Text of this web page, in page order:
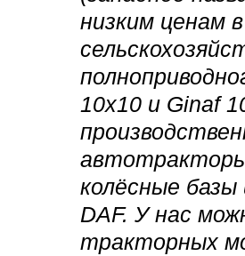
низким ценам
10x10 и Ginaf
автотракторы
колёсные
DAF. У нас
тракторных